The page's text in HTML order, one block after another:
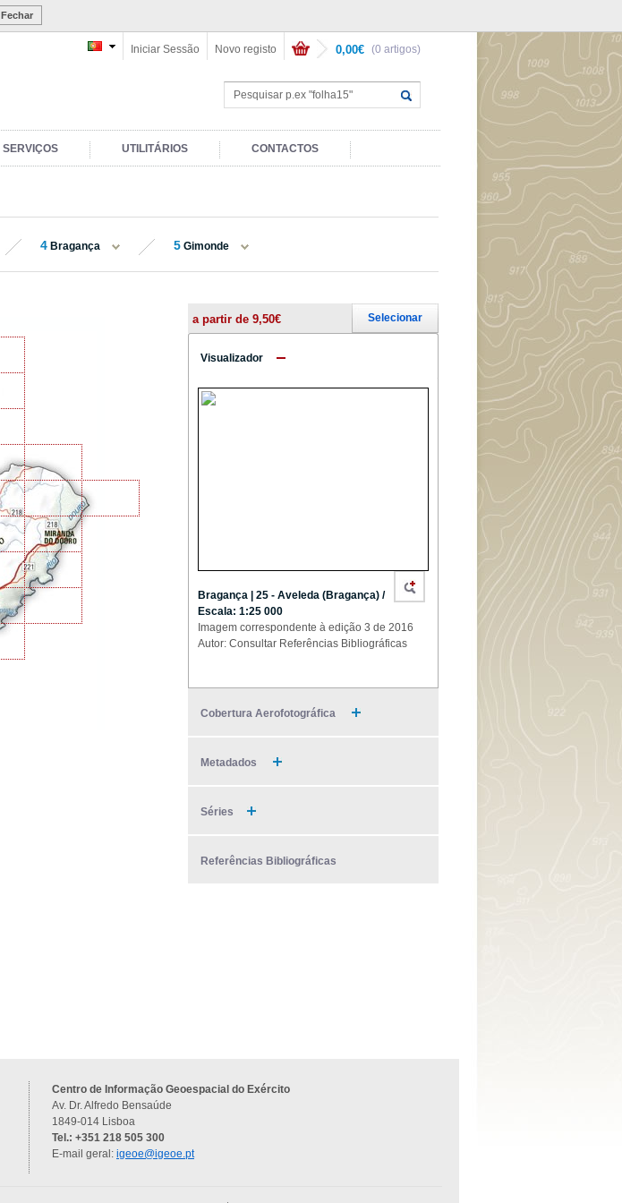
Fechar
(0 artigos)
0,00€
Novo registo
Iniciar Sessão
SERVIÇOS UTILITÁRIOS CONTACTOS
4 Bragança 5 Gimonde
a partir de 9,50€ Selecionar
Visualizador
Bragança | 25 - Aveleda (Bragança) /
Escala: 1:25 000
Imagem correspondente à edição 3 de 2016
Autor: Consultar Referências Bibliográficas
Cobertura Aerofotográfica
Metadados
Séries
Referências Bibliográficas
Centro de Informação Geoespacial do Exército
Av. Dr. Alfredo Bensaúde
1849-014 Lisboa
Tel.: +351 218 505 300
E-mail geral: igeoe@igeoe.pt